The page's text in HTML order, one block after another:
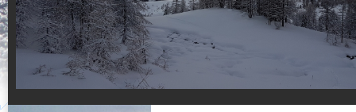
Aujourd'hui : T° Min :°CT° Max :°C |
Suivez en direct l'actualité des stations